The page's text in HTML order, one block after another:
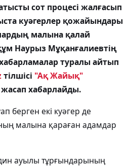
сот процесі жалғасып
куәгерлер қожайындары
малына қалай
Наурыз Мұқанғалиевтің
туралы айтып
тілшісі "Ақ Жайық"
хабарлайды.
берген екі куәгер де
малына қараған адамдар
ауылы тұрғындарының